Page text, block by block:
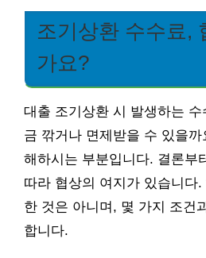
조기상환 수수료,
가요?
대출 조기상환 시 발생하는
금 깎거나 면제받을 수 있을
해하시는 부분입니다. 결론부
따라 협상의 여지가 있습니다
한 것은 아니며, 몇 가지 조건
합니다.